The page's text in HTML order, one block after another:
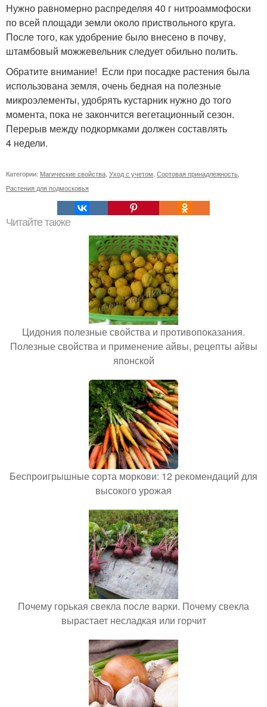
Нужно равномерно распределяя 40 г нитроаммофоски
по всей площади земли около приствольного круга.
После того, как удобрение было внесено в почву,
штамбовый можжевельник следует обильно полить.
Обратите внимание! Если при посадке растения была
использована земля, очень бедная на полезные
микроэлементы, удобрять кустарник нужно до того
момента, пока не закончится вегетационный сезон.
Перерыв между подкормками должен составлять
4 недели.
Категории: Магические свойства Уход с учетом Сортовая принадлежность
Растения для подмосковья
Читайте также
Цидония полезные свойства и противопоказания.
Полезные свойства и применение айвы, рецепты айвы
японской
Беспроигрышные сорта моркови: 12 рекомендаций для
высокого урожая
Почему горькая свекла после варки. Почему свекла
вырастает несладкая или горчит